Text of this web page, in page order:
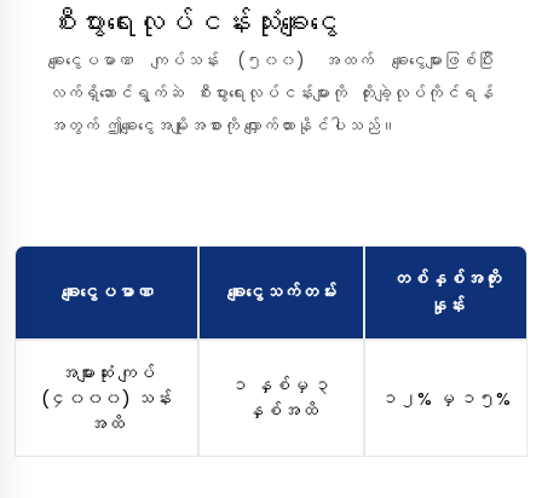
စီးပွားရေးလုပ်ငန်းသုံးချေးငွေ
ချေးငွေပမာဏ ကျပ်သန်း (၅၀၀) အထက် ချေးငွေများဖြစ်ပြီး
လက်ရှိဆောင်ရွက်ဆဲ စီးပွားရေးလုပ်ငန်းများကို တိုးချဲ့လုပ်ကိုင်ရန်
အတွက် ဤချေးငွေအမျိုးအစားကို လျှောက်ထားနိုင်ပါသည်။
ချေးငွေပမာဏ ချေးငွေသက်တမ်း
တစ်နှစ်အတိုး
နှုန်း
အများဆုံး ကျပ်
(၄၀၀၀) သန်း
အထိ
၁ နှစ်မှ ၃
နှစ်အထိ
၁၂% မှ ၁၅%